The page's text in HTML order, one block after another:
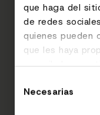
que haga del
de redes
quienes pueden
que les haya
recopilado a
deNecesarias